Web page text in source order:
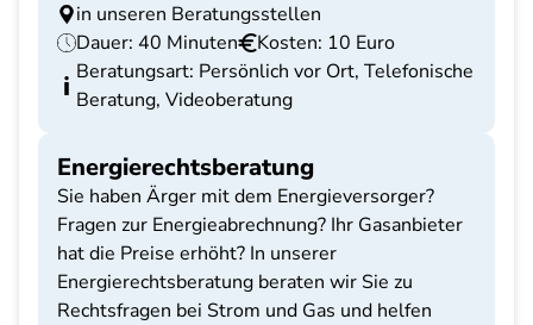
in unseren Beratungsstellen
Dauer: 40 Minuten
Kosten: 10 Euro
Beratungsart: Persönlich vor Ort, Telefonische
Beratung, Videoberatung
Energierechtsberatung
Sie haben Ärger mit dem Energieversorger?
Fragen zur Energieabrechnung? Ihr Gasanbieter
hat die Preise erhöht? In unserer
Energierechtsberatung beraten wir Sie zu
Rechtsfragen bei Strom und Gas und helfen